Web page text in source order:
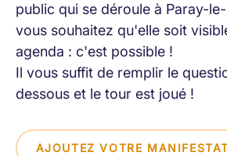
public qui se déroule à Paray-
vous souhaitez qu'elle soit
agenda : c'est possible !
Il vous suffit de remplir le
dessous et le tour est joué !
AJOUTEZ VOTRE